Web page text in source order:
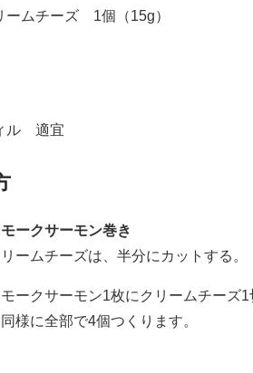
ームチーズ 1個（15g）
ル 適宜
ークサーモン巻き
ームチーズは、半分にカットする。
モークサーモン1枚にクリームチーズ
様に全部で4個つくります。